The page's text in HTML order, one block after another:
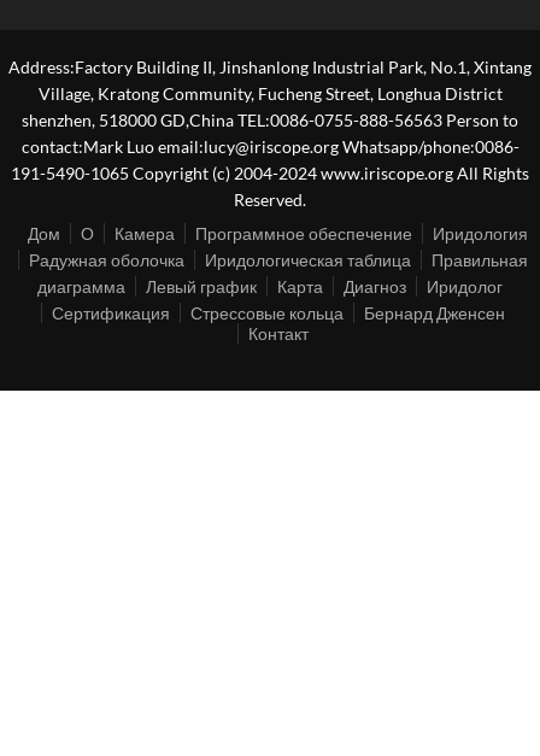
Address:Factory Building II, Jinshanlong Industrial Park, No.1, Xintang
Village, Kratong Community, Fucheng Street, Longhua District
shenzhen, 518000 GD,China TEL:0086-0755-888-56563 Person to
contact:Mark Luo email:lucy@iriscope.org Whatsapp/phone:0086-
191-5490-1065 Copyright (c) 2004-2024 www.iriscope.org All Rights
Reserved.
Дом
О Камера Программное обеспечение
Иридология
Радужная оболочка
Иридологическая таблица
Правильная
диаграмма
Левый график Карта Диагноз
Иридолог
Сертификация
Стрессовые кольца
Бернард Дженсен
Контакт